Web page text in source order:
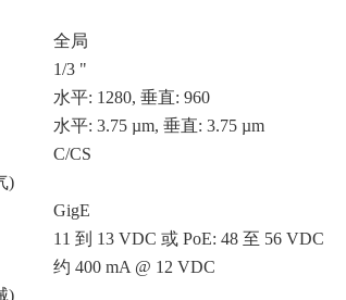
全局
1/3 "
水平: 1280, 垂直: 960
水平: 3.75 µm, 垂直: 3.75 µm
C/CS
)
GigE
11 到 13 VDC 或 PoE: 48 至 56 VDC
约 400 mA @ 12 VDC
)